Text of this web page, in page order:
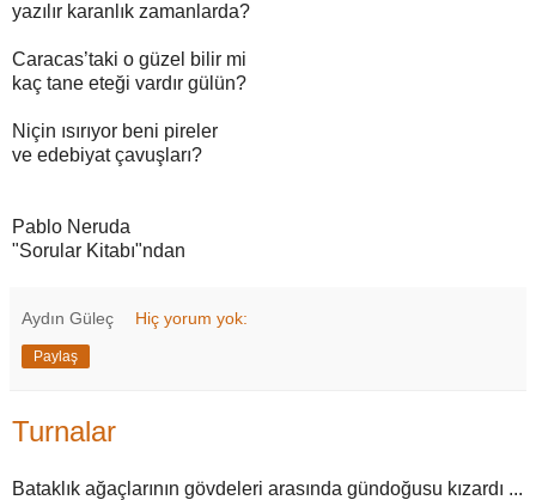
yazılır karanlık zamanlarda?
Caracas’taki o güzel bilir mi
kaç tane eteği vardır gülün?
Niçin ısırıyor beni pireler
ve edebiyat çavuşları?
Pablo Neruda
"Sorular Kitabı"ndan
Aydın Güleç Hiç yorum yok:
Paylaş
Turnalar
Bataklık ağaçlarının gövdeleri arasında gündoğusu kızardı ...